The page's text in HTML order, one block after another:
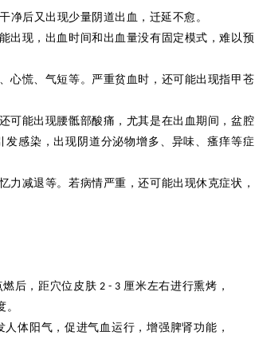
净后又出现少量阴道出血，迁延不愈。
出现，出血时间和出血量没有固定模式，难以预
心慌、气短等。严重贫血时，还可能出现指甲苍
可能出现腰骶部酸痛，尤其是在出血期间，盆腔
感染，出现阴道分泌物增多、异味、瘙痒等症
力减退等。若病情严重，还可能出现休克症状，
后，距穴位皮肤 2 - 3厘米左右进行熏烤，
体阳气，促进气血运行，增强脾肾功能，